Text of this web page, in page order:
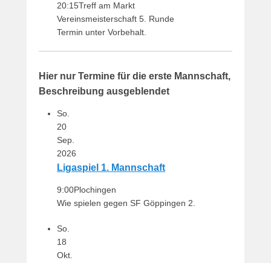
r
h
20:15Treff am Markt
Vereinsmeisterschaft 5. Runde
Termin unter Vorbehalt.
Hier nur Termine für die erste Mannschaft,
Beschreibung ausgeblendet
So.
20
Sep.
2026
Ligaspiel 1. Mannschaft
9:00Plochingen
Wie spielen gegen SF Göppingen 2.
So.
18
Okt.